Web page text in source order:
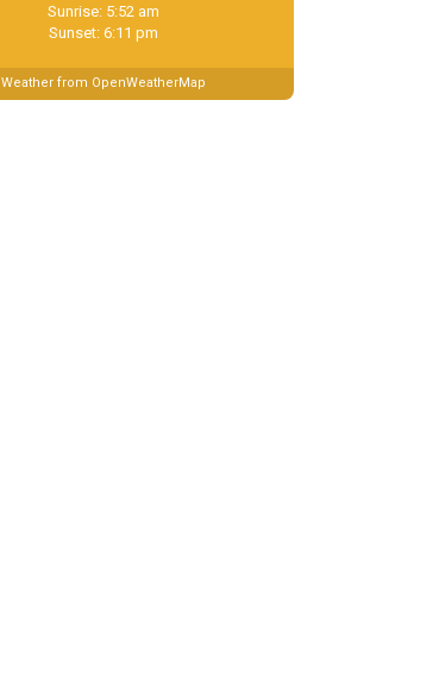
Sunrise: 5:52 am
Sunset: 6:11 pm
Weather from OpenWeatherMap